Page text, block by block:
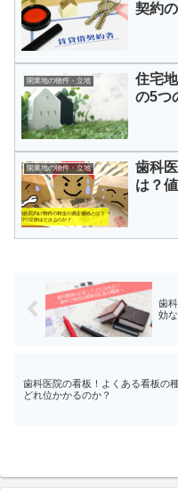
契約
開業地の物件・立地
住宅
の5つ
開業地の物件・立地
歯科
は？
歯
効
歯科医院の看板！よくある看板の
どれ位かかるのか？